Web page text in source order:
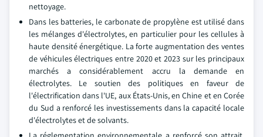
nettoyage.
Dans les batteries, le carbonate de propylène est utilisé dans
les mélanges d'électrolytes, en particulier pour les cellules à
haute densité énergétique. La forte augmentation des ventes
de véhicules électriques entre 2020 et 2023 sur les principaux
marchés a considérablement accru la demande en
électrolytes. Le soutien des politiques en faveur de
l'électrification dans l'UE, aux États-Unis, en Chine et en Corée
du Sud a renforcé les investissements dans la capacité locale
d'électrolytes et de solvants.